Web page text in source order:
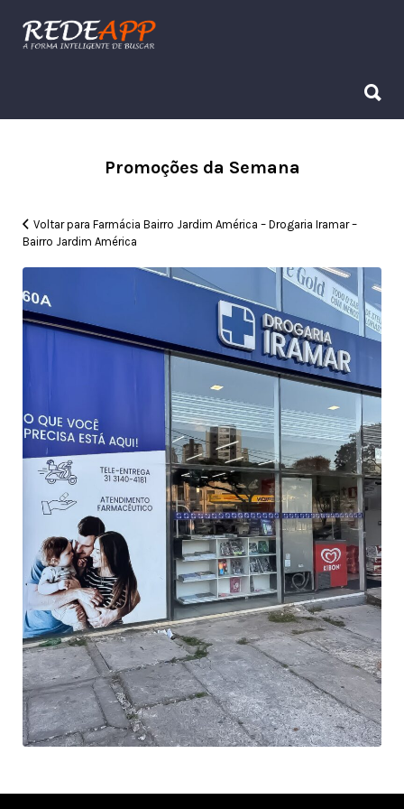
Procurar:
Promoções da Semana
Voltar para Farmácia Bairro Jardim América – Drogaria Iramar –
Bairro Jardim América